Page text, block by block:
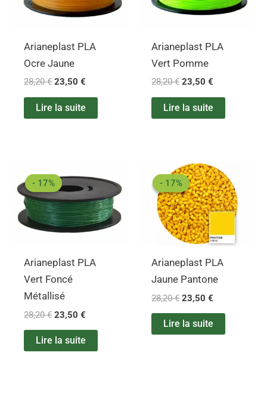
Arianeplast PLA
Ocre Jaune
28,20€ 23,50€
Lire la suite
Arianeplast PLA
Vert Pomme
28,20€ 23,50€
Lire la suite
- 17%
- 17%
Arianeplast PLA
Vert Foncé
Métallisé
28,20€
prix
initial
était :
28,20 €.
23,50€
prix
actuel
est :
23,50 €.
Lire la suite
- 17%
- 17%
Arianeplast PLA
Jaune Pantone
28,20€
Le
prix
initial
était :
28,20 €.
23,50€
Le
prix
actuel
est :
23,50 €.
Lire la suite